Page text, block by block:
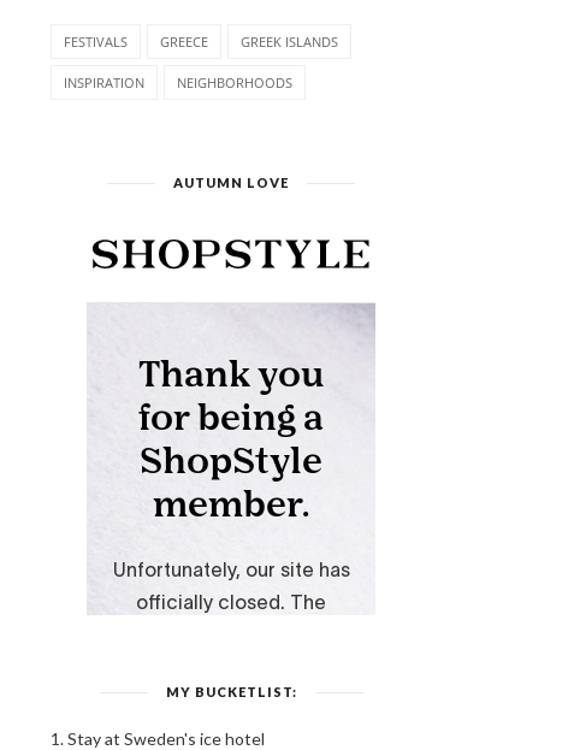
FESTIVALS GREECE GREEK ISLANDS
INSPIRATION NEIGHBORHOODS
AUTUMN LOVE
MY BUCKETLIST:
1. Stay at Sweden's ice hotel